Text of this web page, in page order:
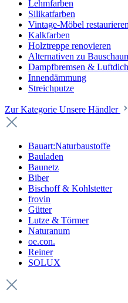
Lehmfarben
Silikatfarben
Vintage-Möbel restaurieren
Kalkfarben
Holztreppe renovieren
Alternativen zu
Dampfbremsen &
Innendämmung
Streichputze
Zur Kategorie Unsere Händler
Bauart:Naturbaustoffe
Bauladen
Baunetz
Biber
Bischoff & Kohlstetter
frovin
Gütter
Lutze & Törmer
Naturanum
oe.con.
Reiner
SOLUX